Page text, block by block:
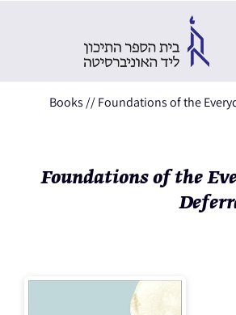
Books //Foundations of the
Foundations of the